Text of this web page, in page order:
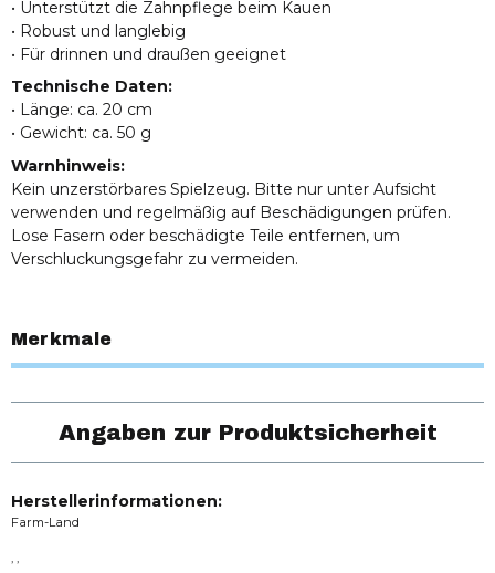
• Unterstützt die Zahnpflege beim Kauen
• Robust und langlebig
• Für drinnen und draußen geeignet
Technische Daten:
• Länge: ca. 20 cm
• Gewicht: ca. 50 g
Warnhinweis:
Kein unzerstörbares Spielzeug. Bitte nur unter Aufsicht
verwenden und regelmäßig auf Beschädigungen prüfen.
Lose Fasern oder beschädigte Teile entfernen, um
Verschluckungsgefahr zu vermeiden.
Merkmale
Angaben zur Produktsicherheit
Herstellerinformationen:
Farm-Land
, ,